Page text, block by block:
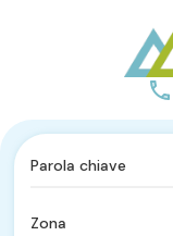
Zona